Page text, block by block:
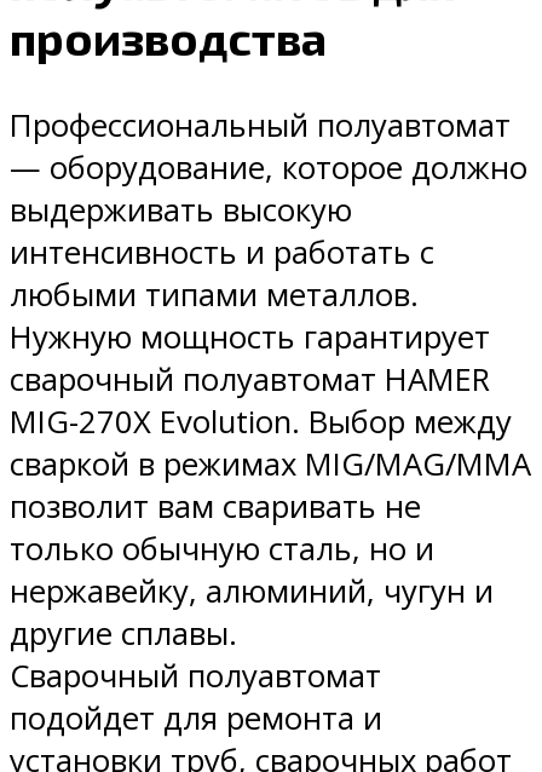
производства
Профессиональный полуавтомат
— оборудование, которое должно
выдерживать высокую
интенсивность и работать с
любыми типами металлов.
Нужную мощность гарантирует
сварочный полуавтомат HAMER
MIG-270X Evolution. Выбор между
сваркой в режимах MIG/MAG/MMA
позволит вам сваривать не
только обычную сталь, но и
нержавейку, алюминий, чугун и
другие сплавы.
Сварочный полуавтомат
подойдет для ремонта и
установки труб, сварочных работ